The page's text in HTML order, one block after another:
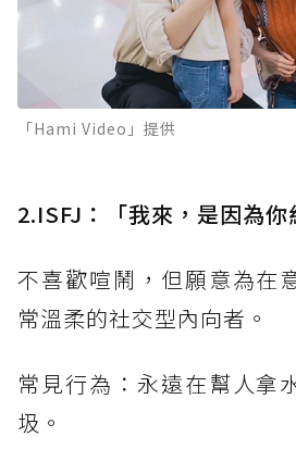
「Hami Video」提供
2.ISFJ：「我來，是因為你
不喜歡喧鬧，但願意為在
常溫柔的社交型內向者。
常見行為：永遠在幫人拿
圾。